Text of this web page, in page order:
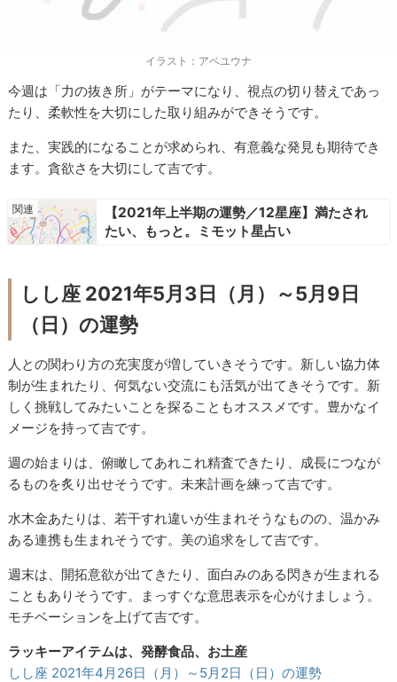
イラスト：アベユウナ
今週は「力の抜き所」がテーマになり、視点の切り替えであっ
たり、柔軟性を大切にした取り組みができそうです。
また、実践的になることが求められ、有意義な発見も期待でき
ます。貪欲さを大切にして吉です。
【2021年上半期の運勢／12星座】満たされ
たい、もっと。ミモット星占い
しし座 2021年5月3日（月）～5月9日
（日）の運勢
人との関わり方の充実度が増していきそうです。新しい協力体
制が生まれたり、何気ない交流にも活気が出てきそうです。新
しく挑戦してみたいことを探ることもオススメです。豊かなイ
メージを持って吉です。
週の始まりは、俯瞰してあれこれ精査できたり、成長につなが
るものを炙り出せそうです。未来計画を練って吉です。
水木金あたりは、若干すれ違いが生まれそうなものの、温かみ
ある連携も生まれそうです。美の追求をして吉です。
週末は、開拓意欲が出てきたり、面白みのある閃きが生まれる
こともありそうです。まっすぐな意思表示を心がけましょう。
モチベーションを上げて吉です。
ラッキーアイテムは、発酵食品、お土産
しし座 2021年4月26日（月）～5月2日（日）の運勢